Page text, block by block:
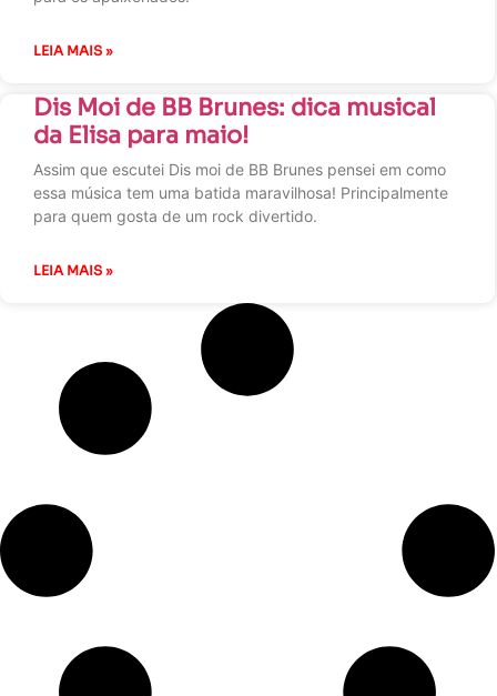
LEIA MAIS »
Dis Moi de BB Brunes: dica musical
da Elisa para maio!
Assim que escutei Dis moi de BB Brunes pensei em como
essa música tem uma batida maravilhosa! Principalmente
para quem gosta de um rock divertido.
LEIA MAIS »